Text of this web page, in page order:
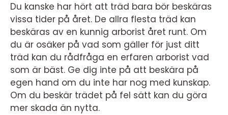
Du kanske har hört att träd bara bör beskäras
vissa tider på året. De allra flesta träd kan
beskäras av en kunnig arborist året runt. Om
du är osäker på vad som gäller för just ditt
träd kan du rådfråga en erfaren arborist vad
som är bäst. Ge dig inte på att beskära på
egen hand om du inte har nog med kunskap.
Om du beskär trädet på fel sätt kan du göra
mer skada än nytta.